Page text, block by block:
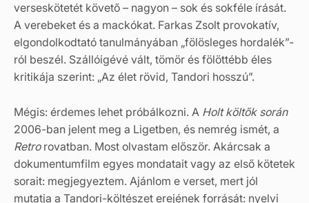
verseskötetét követő – nagyon – sok és sokféle írását.
A verebeket és a mackókat. Farkas Zsolt provokatív,
elgondolkodtató tanulmányában „fölösleges hordalék”-
ról beszél. Szállóigévé vált, tömör és fölöttébb éles
kritikája szerint: „Az élet rövid, Tandori hosszú”.
Mégis: érdemes lehet próbálkozni. A Holt költők során
2006-ban jelent meg a Ligetben, és nemrég ismét, a
Retrorovatban. Most olvastam először. Akárcsak a
dokumentumfilm egyes mondatait vagy az első kötetek
sorait: megjegyeztem. Ajánlom e verset, mert jól
mutatja a Tandori-költészet erejének forrását: nyelvi